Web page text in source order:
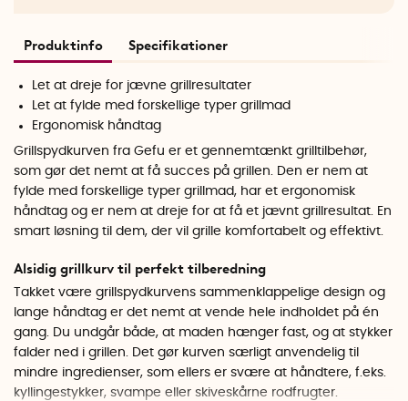
Produktinfo Specifikationer
Let at dreje for jævne grillresultater
Let at fylde med forskellige typer grillmad
Ergonomisk håndtag
Grillspydkurven fra Gefu er et gennemtænkt grilltilbehør,
som gør det nemt at få succes på grillen. Den er nem at
fylde med forskellige typer grillmad, har et ergonomisk
håndtag og er nem at dreje for at få et jævnt grillresultat. En
smart løsning til dem, der vil grille komfortabelt og effektivt.
Alsidig grillkurv til perfekt tilberedning
Takket være grillspydkurvens sammenklappelige design og
lange håndtag er det nemt at vende hele indholdet på én
gang. Du undgår både, at maden hænger fast, og at stykker
falder ned i grillen. Det gør kurven særligt anvendelig til
mindre ingredienser, som ellers er svære at håndtere, f.eks.
kyllingestykker, svampe eller skiveskårne rodfrugter.